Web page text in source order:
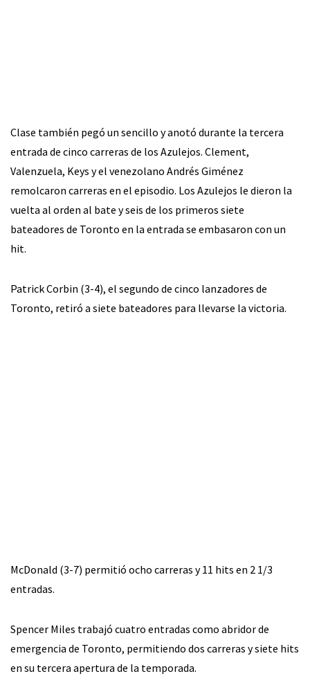
Clase también pegó un sencillo y anotó durante la tercera
entrada de cinco carreras de los Azulejos. Clement,
Valenzuela, Keys y el venezolano Andrés Giménez
remolcaron carreras en el episodio. Los Azulejos le dieron la
vuelta al orden al bate y seis de los primeros siete
bateadores de Toronto en la entrada se embasaron con un
hit.
Patrick Corbin (3-4), el segundo de cinco lanzadores de
Toronto, retiró a siete bateadores para llevarse la victoria.
McDonald (3-7) permitió ocho carreras y 11 hits en 2 1/3
entradas.
Spencer Miles trabajó cuatro entradas como abridor de
emergencia de Toronto, permitiendo dos carreras y siete hits
en su tercera apertura de la temporada.